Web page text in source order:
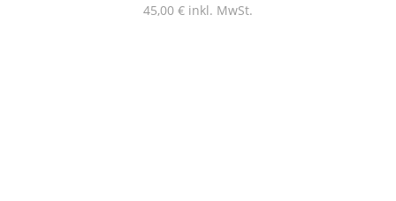
45,00 € inkl. MwSt.